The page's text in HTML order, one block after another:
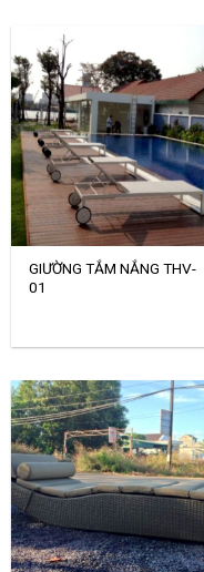
GIƯỜNG TẮM NẮNG THV-
01